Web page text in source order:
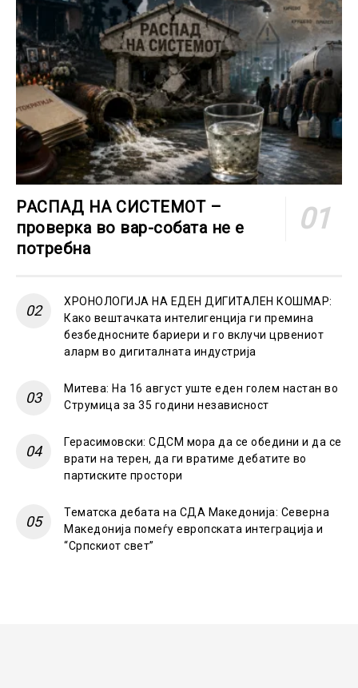
РАСПАД НА СИСТЕМОТ –
проверка во вар-собата не е
потребна
ХРОНОЛОГИЈА НА ЕДЕН ДИГИТАЛЕН КОШМАР:
Како вештачката интелигенција ги премина
безбедносните бариери и го вклучи црвениот
аларм во дигиталната индустрија
Митева: На 16 август уште еден голем настан во
Струмица за 35 години независност
Герасимовски: СДСМ мора да се обедини и да се
врати на терен, да ги вратиме дебатите во
партиските простори
Тематска дебата на СДА Македонија: Северна
Македонија помеѓу европската интеграција и
“Српскиот свет”